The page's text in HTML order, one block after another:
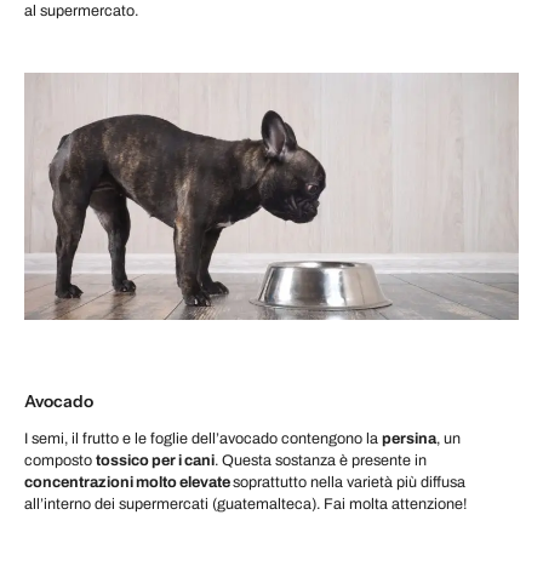
al supermercato.
Avocado
I semi, il frutto e le foglie dell’avocado contengono la persina, un
composto tossico per i cani. Questa sostanza è presente in
concentrazioni molto elevatesoprattutto nella varietà più diffusa
all’interno dei supermercati (guatemalteca). Fai molta attenzione!